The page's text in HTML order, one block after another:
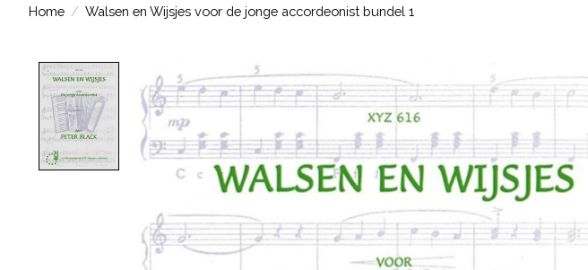
Home / Walsen en Wijsjes voor de jonge accordeonist bundel 1
Product image slideshow Items